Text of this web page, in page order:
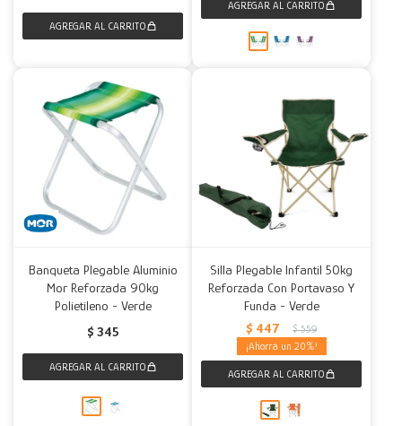
Banqueta Plegable Aluminio
Mor Reforzada 90kg
Polietileno - Verde
$ 345
Silla Plegable Infantil 50kg
Reforzada Con Portavaso Y
Funda - Verde
$ 447 $ 559
20